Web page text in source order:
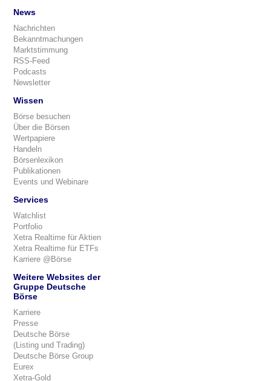
News
Nachrichten
Bekanntmachungen
Marktstimmung
RSS-Feed
Podcasts
Newsletter
Wissen
Börse besuchen
Über die Börsen
Wertpapiere
Handeln
Börsenlexikon
Publikationen
Events und Webinare
Services
Watchlist
Portfolio
Xetra Realtime für Aktien
Xetra Realtime für ETFs
Karriere @Börse
Weitere Websites der
Gruppe Deutsche
Börse
Karriere
Presse
Deutsche Börse
(Listing und Trading)
Deutsche Börse Group
Eurex
Xetra-Gold